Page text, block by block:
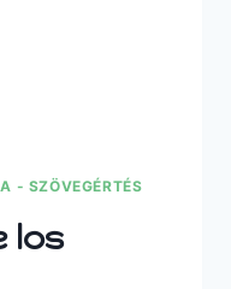
- SZÖVEGÉRTÉS
los